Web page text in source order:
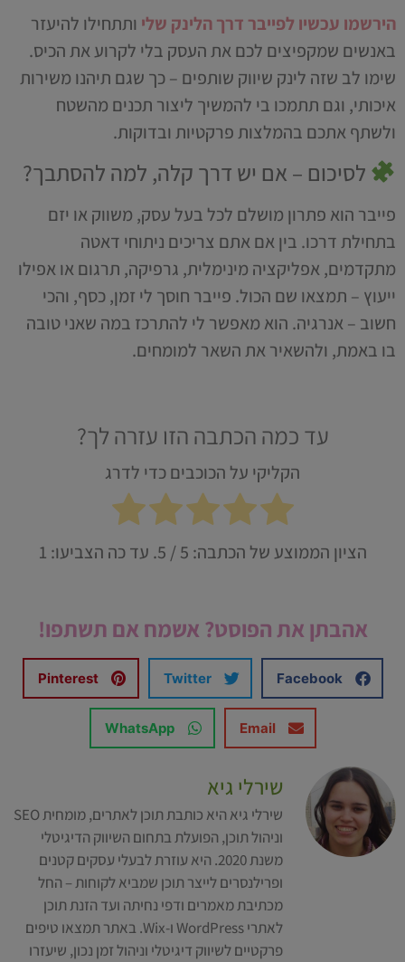
הירשמו עכשיו לפייבר דרך הלינק שלי ותתחילו להיעזר
באנשים שמקפיצים לכם את העסק בלי לקרוע את הכיס.
שימו לב שזה לינק שיווק שותפים – כך שגם תיהנו משירות
איכותי, וגם תתמכו בי להמשיך ליצור תכנים מהשטח
ולשתף אתכם בהמלצות פרקטיות ובדוקות.
לסיכום – אם יש דרך קלה, למה להסתבך?
פייבר הוא פתרון מושלם לכל בעל עסק, משווק או יזם
בתחילת דרכו. בין אם אתם צריכים ניתוחי דאטה
מתקדמים, אפליקציה מינימלית, גרפיקה, תרגום או אפילו
ייעוץ – תמצאו שם הכול. פייבר חוסך לי זמן, כסף, והכי
חשוב – אנרגיה. הוא מאפשר לי להתרכז במה שאני טובה
בו באמת, ולהשאיר את השאר למומחים.
עד כמה הכתבה הזו עזרה לך?
הקליקי על הכוכבים כדי לדרג
הציון הממוצע של הכתבה: 5/ 5. עד כה הצביעו: 1
אהבתן את הפוסט? אשמח אם תשתפו!
Facebook
Twitter
Pinterest
Email
WhatsApp
שירלי גיא
שירלי גיא היא כותבת תוכן לאתרים, מומחית SEO
וניהול תוכן, הפועלת בתחום השיווק הדיגיטלי
משנת 2020. היא עוזרת לבעלי עסקים קטנים
ופרילנסרים לייצר תוכן שמביא לקוחות – החל
מכתיבת מאמרים ודפי נחיתה ועד הזנת תוכן
לאתרי WordPress ו-Wix. באתר תמצאו טיפים
פרקטיים לשיווק דיגיטלי וניהול זמן נכון, שיעזרו